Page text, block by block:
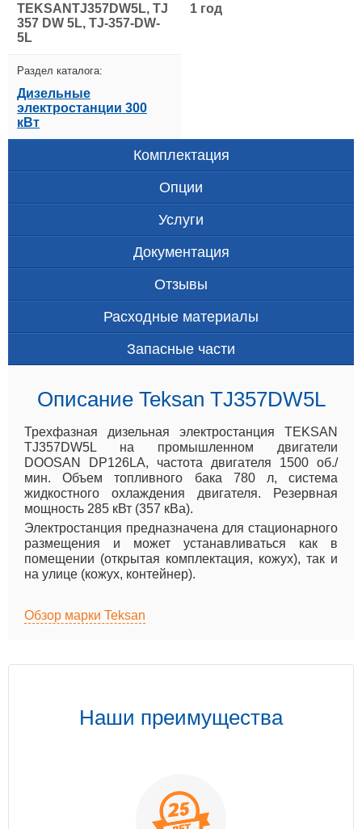
TEKSANTJ357DW5L, TJ
357 DW 5L, TJ-357-DW-
5L
1 год
Раздел каталога:
Дизельные
электростанции 300
кВт
Комплектация
Опции
Услуги
Документация
Отзывы
Расходные материалы
Запасные части
Описание Teksan TJ357DW5L
Трехфазная дизельная электростанция TEKSAN
TJ357DW5L на промышленном двигатели
DOOSAN DP126LA, частота двигателя 1500 об./
мин. Объем топливного бака 780 л, система
жидкостного охлаждения двигателя. Резервная
мощность 285 кВт (357 кВа).
Электростанция предназначена для стационарного
размещения и может устанавливаться как в
помещении (открытая комплектация, кожух), так и
на улице (кожух, контейнер).
Обзор марки Teksan
Наши преимущества